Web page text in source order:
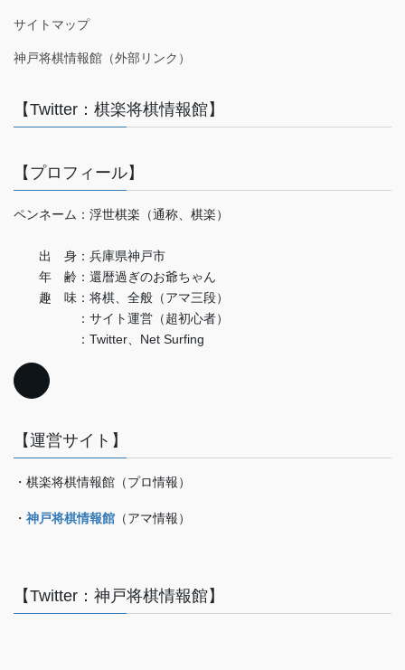
サイトマップ
神戸将棋情報館（外部リンク）
【Twitter：棋楽将棋情報館】
【プロフィール】
ペンネーム：浮世棋楽（通称、棋楽）
出 身：兵庫県神戸市
年 齢：還暦過ぎのお爺ちゃん
趣 味：将棋、全般（アマ三段）
：サイト運営（超初心者）
：Twitter、Net Surfing
【運営サイト】
・棋楽将棋情報館（プロ情報）
・ 神戸将棋情報館 （アマ情報）
【Twitter：神戸将棋情報館】